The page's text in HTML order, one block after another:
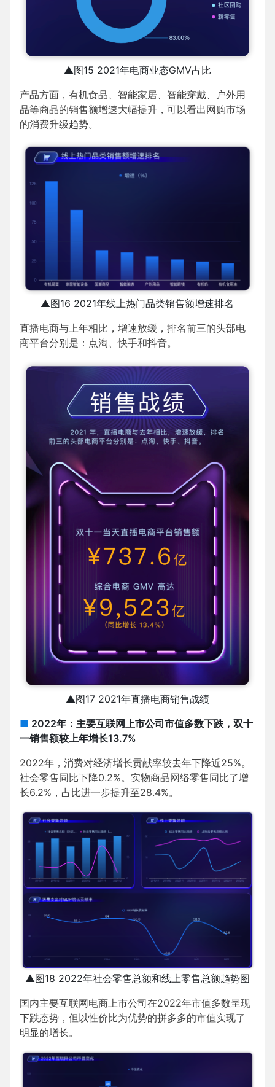
▲图15 2021年电商业态GMV占比
产品方面，有机食品、智能家居、智能穿戴、户外用
品等商品的销售额增速大幅提升，可以看出网购市场
的消费升级趋势。
▲图16 2021年线上热门品类销售额增速排名
直播电商与上年相比，增速放缓，排名前三的头部电
商平台分别是：点淘、快手和抖音。
▲图17 2021年直播电商销售战绩
■ 2022年：主要互联网上市公司市值多数下跌，双十
一销售额较上年增长13.7%
2022年，消费对经济增长贡献率较去年下降近25%。
社会零售同比下降0.2%。实物商品网络零售同比了增
长6.2%，占比进一步提升至28.4%。
▲图18 2022年社会零售总额和线上零售总额趋势图
国内主要互联网电商上市公司在2022年市值多数呈现
下跌态势，但以性价比为优势的拼多多的市值实现了
明显的增长。